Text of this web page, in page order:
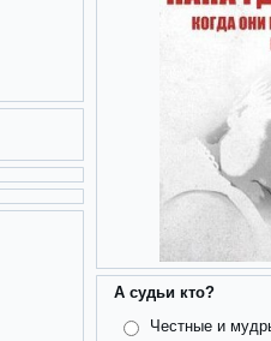
А судьи кто?
Честные и